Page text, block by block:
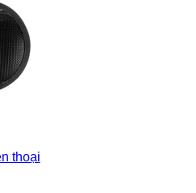
thoại